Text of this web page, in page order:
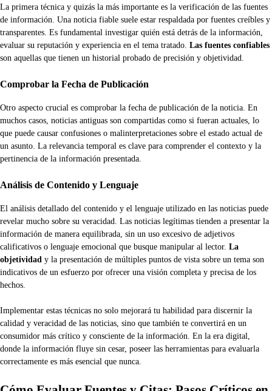
La primera técnica y quizás la más importante es la verificación de las fuentes
de información. Una noticia fiable suele estar respaldada por fuentes creíbles y
transparentes. Es fundamental investigar quién está detrás de la información,
evaluar su reputación y experiencia en el tema tratado. Las fuentes confiables
son aquellas que tienen un historial probado de precisión y objetividad.
Comprobar la Fecha de Publicación
Otro aspecto crucial es comprobar la fecha de publicación de la noticia. En
muchos casos, noticias antiguas son compartidas como si fueran actuales, lo
que puede causar confusiones o malinterpretaciones sobre el estado actual de
un asunto. La relevancia temporal es clave para comprender el contexto y la
pertinencia de la información presentada.
Análisis de Contenido y Lenguaje
El análisis detallado del contenido y el lenguaje utilizado en las noticias puede
revelar mucho sobre su veracidad. Las noticias legítimas tienden a presentar la
información de manera equilibrada, sin un uso excesivo de adjetivos
calificativos o lenguaje emocional que busque manipular al lector. La
objetividad y la presentación de múltiples puntos de vista sobre un tema son
indicativos de un esfuerzo por ofrecer una visión completa y precisa de los
hechos.
Implementar estas técnicas no solo mejorará tu habilidad para discernir la
calidad y veracidad de las noticias, sino que también te convertirá en un
consumidor más crítico y consciente de la información. En la era digital,
donde la información fluye sin cesar, poseer las herramientas para evaluarla
correctamente es más esencial que nunca.